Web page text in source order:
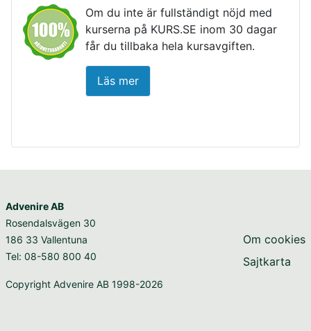
Om du inte är fullständigt nöjd med
kurserna på KURS.SE inom 30 dagar
får du tillbaka hela kursavgiften.
Läs mer
Advenire AB
Rosendalsvägen 30
186 33 Vallentuna
Tel: 08-580 800 40
Copyright Advenire AB 1998-2026
Om cookies
Sajtkarta